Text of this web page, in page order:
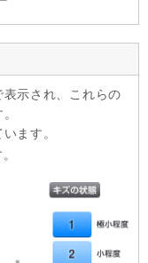
示され、これらの
ます。